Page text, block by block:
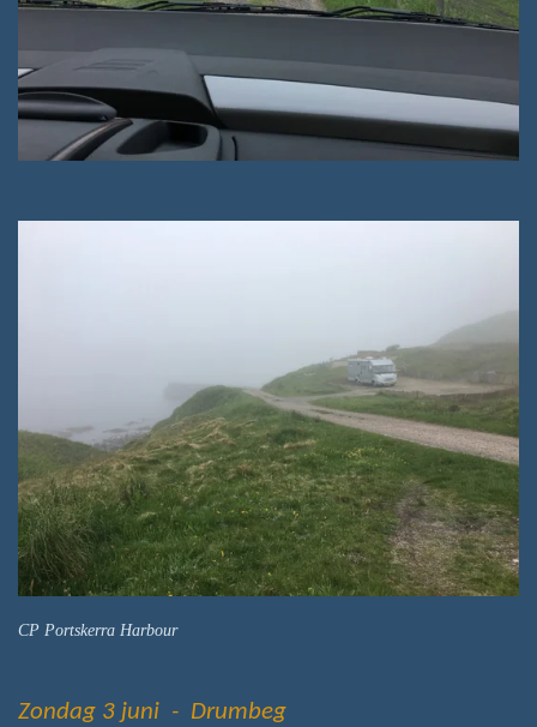
CP Portskerra Harbour
Zondag 3 juni - Drumbeg